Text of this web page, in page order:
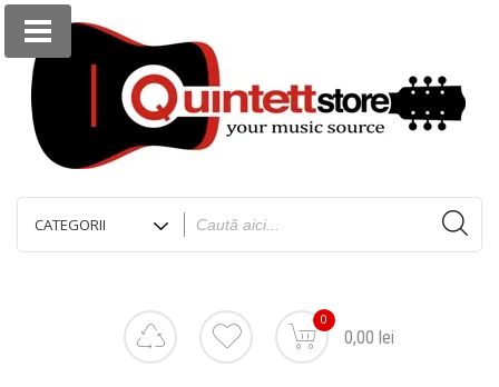
0
0,00 lei